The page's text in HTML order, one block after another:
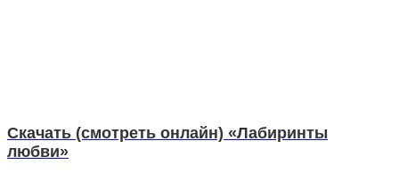
Скачать (смотреть онлайн) «Лабиринты
любви»